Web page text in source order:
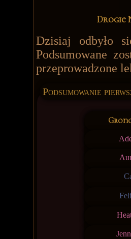
Drogie
Dzisiaj odbyło
Podsumowane
przeprowadzone
Podsumowanie